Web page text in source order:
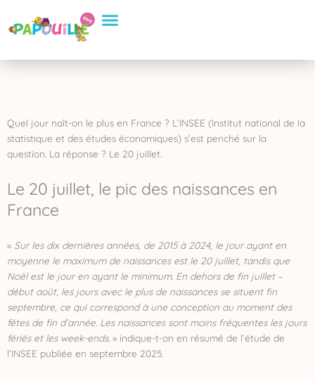
contenu
Quel jour naît-on le plus en France ? L’INSEE (Institut national de la
statistique et des études économiques) s’est penché sur la
question. La réponse ? Le 20 juillet.
Le 20 juillet, le pic des naissances en
France
« Sur les dix dernières années, de 2015 à 2024, le jour ayant en
moyenne le maximum de naissances est le 20 juillet, tandis que
Noël est le jour en ayant le minimum. En dehors de fin juillet –
début août, les jours avec le plus de naissances se situent fin
septembre, ce qui correspond à une conception au moment des
fêtes de fin d’année. Les naissances sont moins fréquentes les jours
fériés et les week-ends. » indique-t-on en résumé de l’étude de
l’INSEE publiée en septembre 2025.